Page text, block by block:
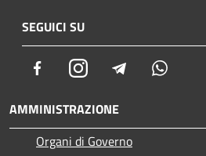
SEGUICI SU
FacebookInstagram Telegram
AMMINISTRAZIONE
Organi di Governo